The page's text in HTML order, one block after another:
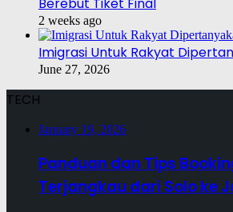
Berebut Tiket Final
2 weeks ago
Imigrasi Untuk Rakyat
June 27, 2026
TECH
January 19, 2026
Panduan dan Tips
Terjangkau dari Solo ke